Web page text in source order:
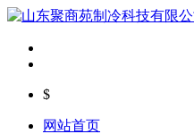
$
网站首页